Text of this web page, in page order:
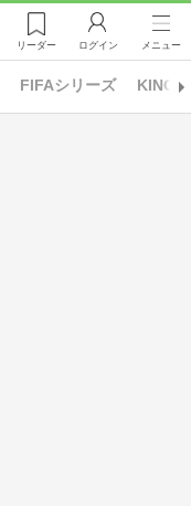
リーダー ログイン メニュー
FIFAシリーズ